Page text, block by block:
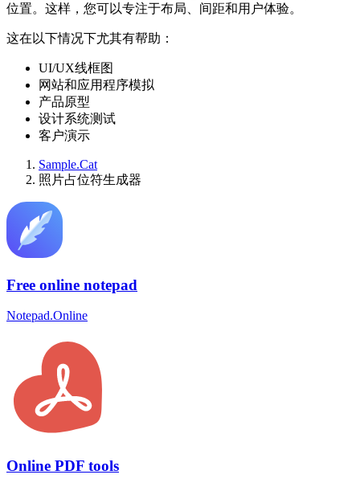
位置。这样，您可以专注于布局、间距和用户体验。
这在以下情况下尤其有帮助：
UI/UX线框图
网站和应用程序模拟
产品原型
设计系统测试
客户演示
Sample.Cat
照片占位符生成器
Free online notepad
Notepad.Online
Online PDF tools